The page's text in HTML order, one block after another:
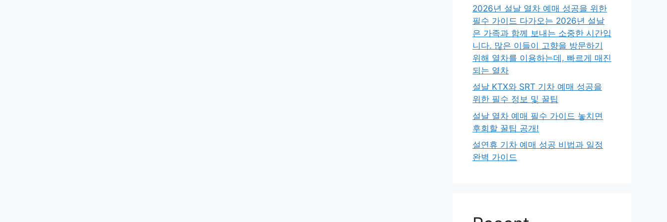
2026년 설날 열차 예매 성공을 위한
필수 가이드 다가오는 2026년 설날
은 가족과 함께 보내는 소중한 시간입
니다. 많은 이들이 고향을 방문하기
위해 열차를 이용하는데, 빠르게 매진
되는 열차
설날 KTX와 SRT 기차 예매 성공을
위한 필수 정보 및 꿀팁
설날 열차 예매 필수 가이드 놓치면
후회할 꿀팁 공개!
설연휴 기차 예매 성공 비법과 일정
완벽 가이드